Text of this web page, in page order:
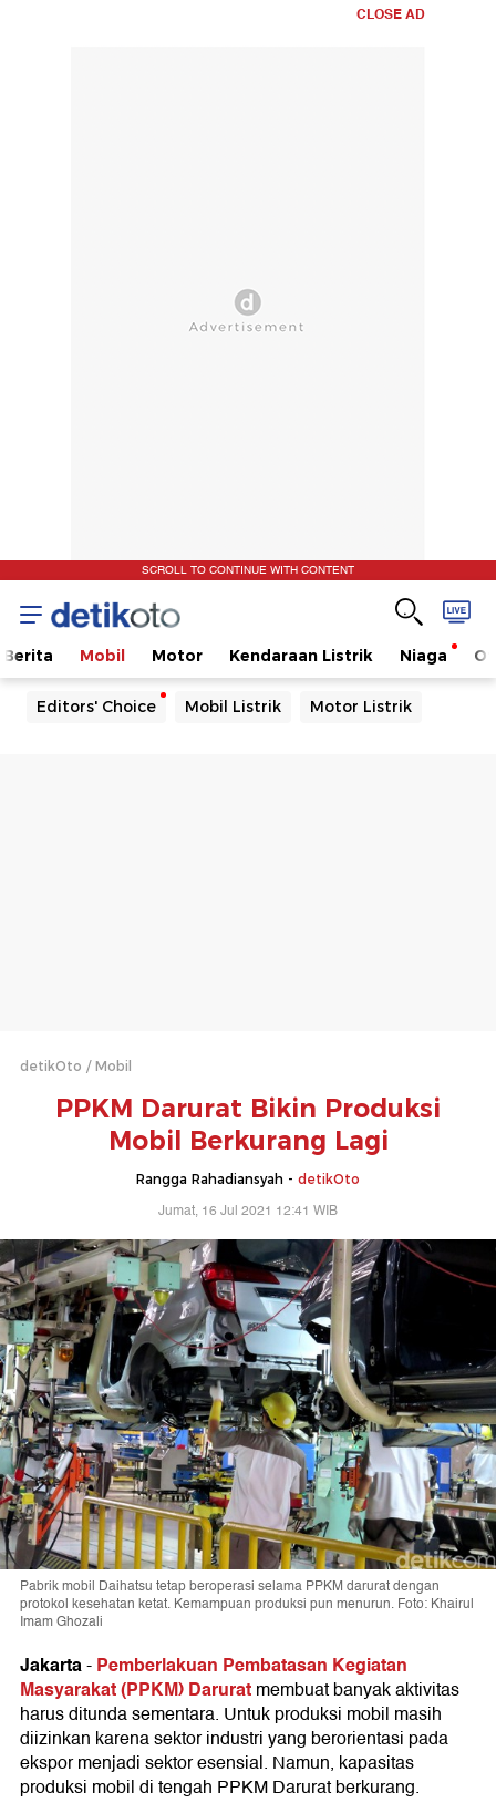
CLOSE AD
SCROLL TO CONTINUE WITH CONTENT
Berita Mobil Motor Kendaraan Listrik Niaga
Editors' Choice Mobil Listrik Motor Listrik
detikOto Mobil
PPKM Darurat Bikin Produksi
Mobil Berkurang Lagi
Rangga Rahadiansyah - detikOto
Jumat, 16 Jul 2021 12:41 WIB
Pabrik mobil Daihatsu tetap beroperasi selama PPKM darurat dengan
protokol kesehatan ketat. Kemampuan produksi pun menurun. Foto: Khairul
Imam Ghozali
Jakarta-Pemberlakuan Pembatasan Kegiatan
Masyarakat (PPKM) Daruratmembuat banyak aktivitas
harus ditunda sementara. Untuk produksi mobil masih
diizinkan karena sektor industri yang berorientasi pada
ekspor menjadi sektor esensial. Namun, kapasitas
produksi mobil di tengah PPKM Darurat berkurang.